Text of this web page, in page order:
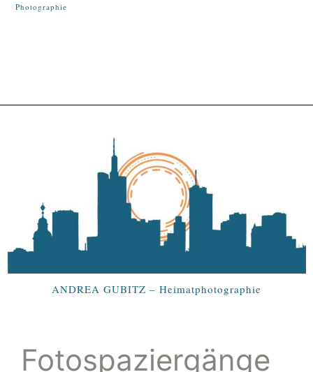
Photographie
ANDREA GUBITZ – Heimatphotographie
Fotospaziergänge